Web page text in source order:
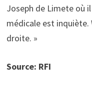
Joseph de Limete où
médicale est inquiète.
droite. »
Source: RFI